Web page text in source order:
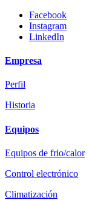
Facebook
Instagram
LinkedIn
Empresa
Perfil
Historia
Equipos
Equipos de frio/calor
Control electrónico
Climatización